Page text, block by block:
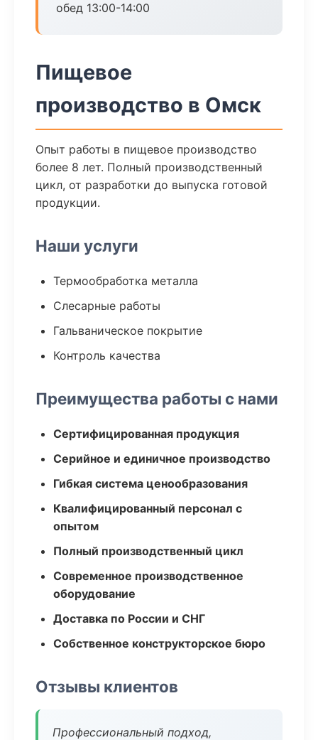
обед 13:00-14:00
Пищевое
производство в Омск
Опыт работы в пищевое производство
более 8 лет. Полный производственный
цикл, от разработки до выпуска готовой
продукции.
Наши услуги
Термообработка металла
Слесарные работы
Гальваническое покрытие
Контроль качества
Преимущества работы с нами
Сертифицированная продукция
Серийное и единичное производство
Гибкая система ценообразования
Квалифицированный персонал с
опытом
Полный производственный цикл
Современное производственное
оборудование
Доставка по России и СНГ
Собственное конструкторское бюро
Отзывы клиентов
Профессиональный подход,